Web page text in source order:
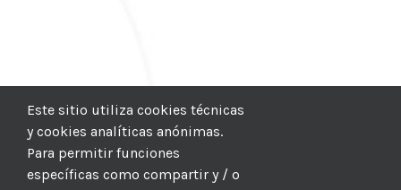
Este sitio utiliza cookies técnicas
y cookies analíticas anónimas.
Para permitir funciones
específicas como compartir y / o